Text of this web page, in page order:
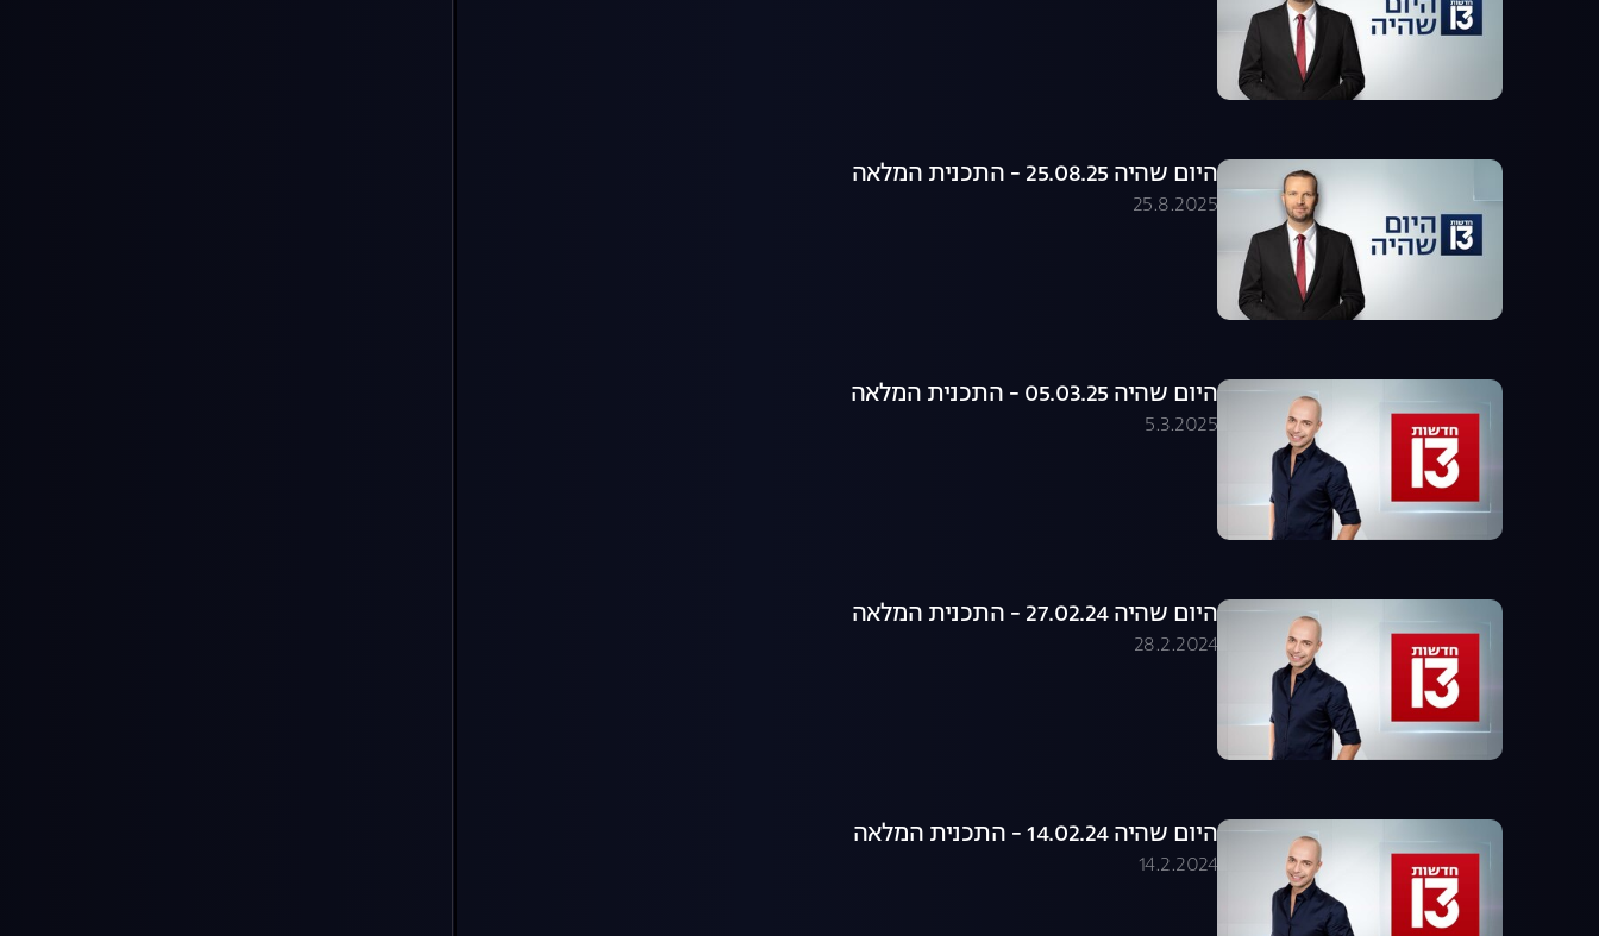
היום שהיה 25.08.25 - התכנית המלאה
25.8.2025
היום שהיה 05.03.25 - התכנית המלאה
5.3.2025
היום שהיה 27.02.24 - התכנית המלאה
28.2.2024
היום שהיה 14.02.24 - התכנית המלאה
14.2.2024